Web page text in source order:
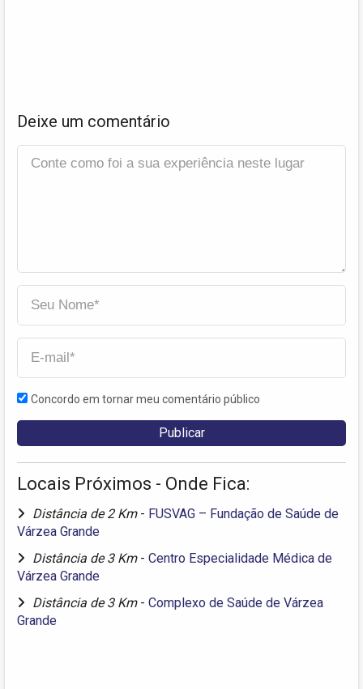
Deixe um comentário
Concordo em tornar meu comentário público
Locais Próximos - Onde Fica:
Distância de 2 Km - FUSVAG – Fundação de Saúde de
Várzea Grande
Distância de 3 Km - Centro Especialidade Médica de
Várzea Grande
Distância de 3 Km - Complexo de Saúde de Várzea
Grande